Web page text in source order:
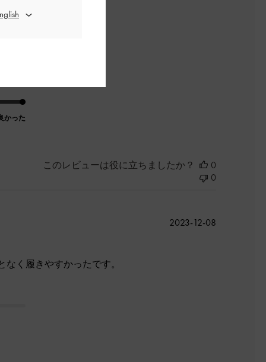
かった
このレビューは役に立ちましたか？
0
0
く履きやすかったです。
公
2023-12-08